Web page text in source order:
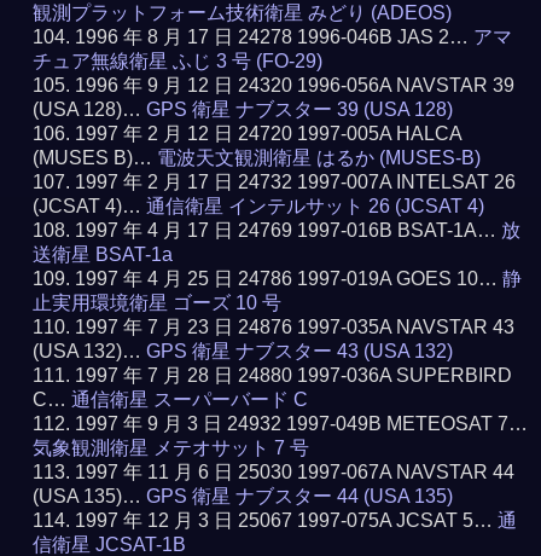
観測プラットフォーム技術衛星 みどり (ADEOS)
1996 年 8 月 17 日 24278 1996-046B JAS 2… アマ
チュア無線衛星 ふじ 3 号 (FO-29)
1996 年 9 月 12 日 24320 1996-056A NAVSTAR 39
(USA 128)…GPS 衛星 ナブスター 39 (USA 128)
1997 年 2 月 12 日 24720 1997-005A HALCA
(MUSES B)… 電波天文観測衛星 はるか (MUSES-B)
1997 年 2 月 17 日 24732 1997-007A INTELSAT 26
(JCSAT 4)…通信衛星 インテルサット 26 (JCSAT 4)
1997 年 4 月 17 日 24769 1997-016B BSAT-1A… 放
送衛星 BSAT-1a
1997 年 4 月 25 日 24786 1997-019A GOES 10…静
止実用環境衛星 ゴーズ 10 号
1997 年 7 月 23 日 24876 1997-035A NAVSTAR 43
(USA 132)…GPS 衛星 ナブスター 43 (USA 132)
1997 年 7 月 28 日 24880 1997-036A SUPERBIRD
C…通信衛星 スーパーバード C
1997 年 9 月 3 日 24932 1997-049B METEOSAT 7…
気象観測衛星 メテオサット 7 号
1997 年 11 月 6 日 25030 1997-067A NAVSTAR 44
(USA 135)…GPS 衛星 ナブスター 44 (USA 135)
1997 年 12 月 3 日 25067 1997-075A JCSAT 5…通
信衛星 JCSAT-1B